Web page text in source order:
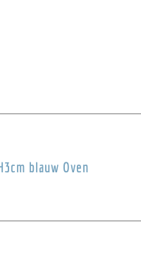
blauw Oven